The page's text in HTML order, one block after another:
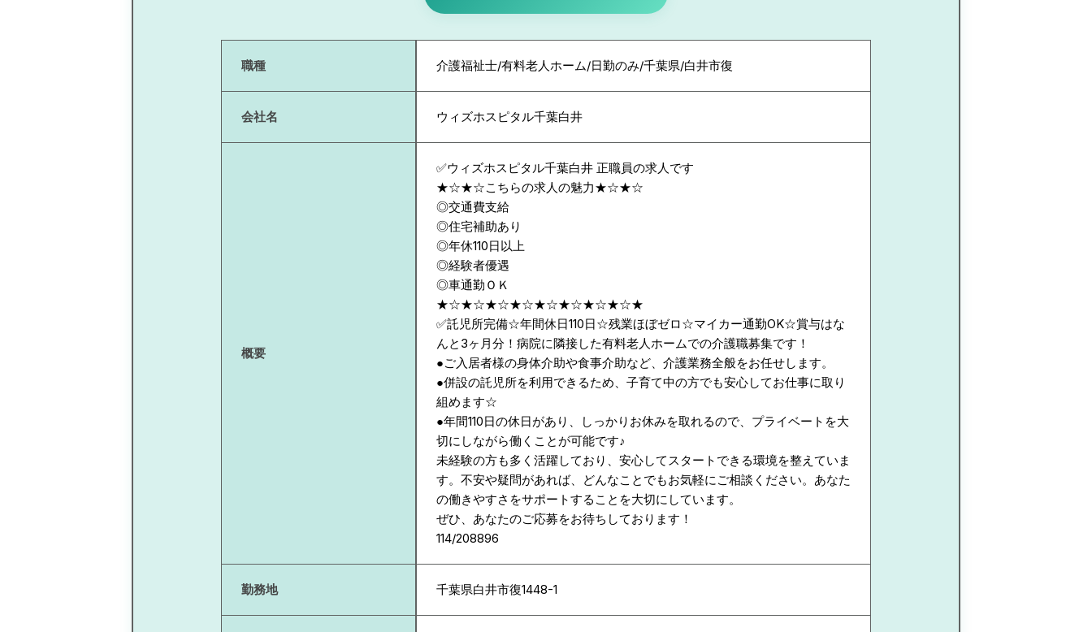
職種 介護福祉士/有料老人ホーム/日勤のみ/千葉県/白井市復
会社名 ウィズホスピタル千葉白井
概要
✅ウィズホスピタル千葉白井 正職員の求人です
★☆★☆こちらの求人の魅力★☆★☆
◎交通費支給
◎住宅補助あり
◎年休110日以上
◎経験者優遇
◎車通勤ＯＫ
★☆★☆★☆★☆★☆★☆★☆★☆★
✅託児所完備☆年間休日110日☆残業ほぼゼロ☆マイカー通勤OK☆賞与はな
んと3ヶ月分！病院に隣接した有料老人ホームでの介護職募集です！
●ご入居者様の身体介助や食事介助など、介護業務全般をお任せします。
●併設の託児所を利用できるため、子育て中の方でも安心してお仕事に取り
組めます☆
●年間110日の休日があり、しっかりお休みを取れるので、プライベートを大
切にしながら働くことが可能です♪
未経験の方も多く活躍しており、安心してスタートできる環境を整えていま
す。不安や疑問があれば、どんなことでもお気軽にご相談ください。あなた
の働きやすさをサポートすることを大切にしています。
ぜひ、あなたのご応募をお待ちしております！
114/208896
勤務地 千葉県白井市復1448-1